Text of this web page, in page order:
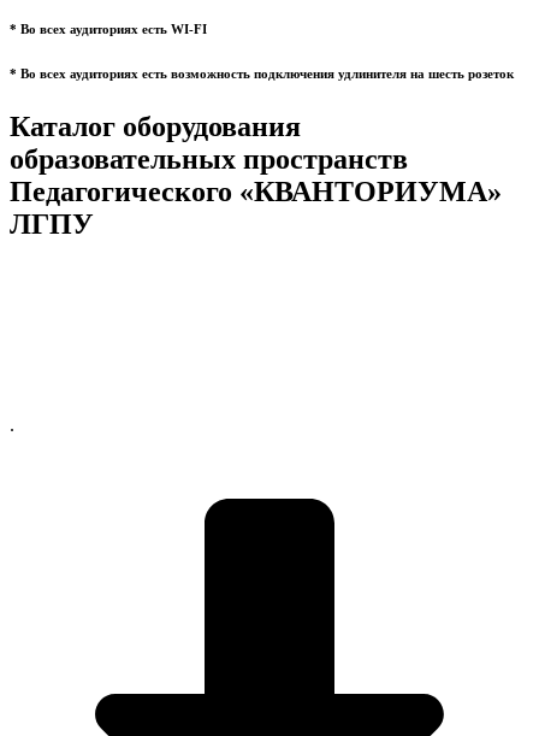
* Во всех аудиториях есть WI-FI
* Во всех аудиториях есть возможность подключения удлинителя на шесть розеток
Каталог оборудования
образовательных пространств
Педагогического «КВАНТОРИУМА»
ЛГПУ
.